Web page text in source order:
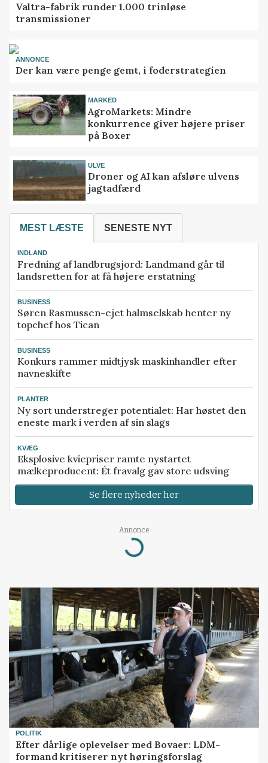
Valtra-fabrik runder 1.000 trinløse
transmissioner
ANNONCE
Der kan være penge gemt, i foderstrategien
MARKED
AgroMarkets: Mindre
konkurrence giver højere priser
på Boxer
ULVE
Droner og AI kan afsløre ulvens
jagtadfærd
MEST LÆSTE SENESTE NYT
INDLAND
Fredning af landbrugsjord: Landmand går til
landsretten for at få højere erstatning
BUSINESS
Søren Rasmussen-ejet halmselskab henter ny
topchef hos Tican
BUSINESS
Konkurs rammer midtjysk maskinhandler efter
navneskifte
PLANTER
Ny sort understreger potentialet: Har høstet den
eneste mark i verden af sin slags
KVÆG
Eksplosive kviepriser ramte nystartet
mælkeproducent: Ét fravalg gav store udsving
Se flere nyheder her
Annonce
Loading...
POLITIK
Efter dårlige oplevelser med Bovaer: LDM-
formand kritiserer nyt høringsforslag